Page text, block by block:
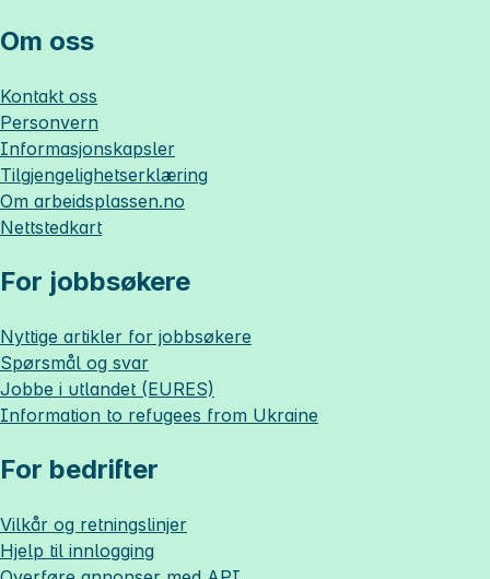
Om oss
Kontakt oss
Personvern
Informasjonskapsler
Tilgjengelighetserklæring
Om arbeidsplassen.no
Nettstedkart
For jobbsøkere
Nyttige artikler for jobbsøkere
Spørsmål og svar
Jobbe i utlandet (EURES)
Information to refugees from Ukraine
For bedrifter
Vilkår og retningslinjer
Hjelp til innlogging